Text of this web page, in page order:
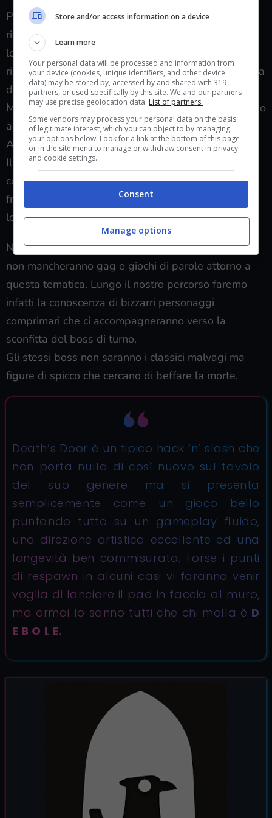
Per quanto riguarda il comparto artistico, il titolo
riesce ad alternare ambientazioni molto diverse fra
loro senza però che queste cozzino fra loro ma
rimanendo comunque fedeli al proprio stile. Si passa
da ambienti da romanzo noir a case stregate alla
Miyazaki fino a fitte foreste alla Legend of Zelda fino
ad aulici picchi con boss che ricordano Nier:
Automata.
Il tutto utilizzando una palette di colori ed una
colonna sonora che quasi contrapposta alla materia
frenetica dei combattimenti rilassa sia gli occhi che
le orecchie.
Nonostante il tema centrale del gioco sia la morte
non mancheranno gag e giochi di parole attorno a
questa tematica. Lungo il nostro percorso faremo
infatti la conoscenza di bizzarri personaggi
comprimari che ci accompagneranno verso la
sconfitta del boss di turno.
Gli stessi boss non saranno i classici malvagi ma
figure di spicco che cercano di beffare la morte.
Death’s Door è un tipico hack ‘n’ slash che
non porta nulla di così nuovo sul tavolo
del suo genere ma si presenta
semplicemente come un gioco bello
puntando tutto su un gameplay fluido,
una direzione artistica eccellente ed una
longevità ben commisurata. Forse i punti
di respawn in alcuni casi vi faranno venir
voglia di lanciare il pad in faccia al muro,
ma ormai lo sanno tutti che chi molla è D
E B O L E.
Store and/or access information on a device
Learn more
Your personal data will be processed and information from
your device (cookies, unique identifiers, and other device
data) may be stored by, accessed by and shared with 319
partners, or used specifically by this site. We and our partners
may use precise geolocation data. List of partners.
Some vendors may process your personal data on the basis
of legitimate interest, which you can object to by managing
your options below. Look for a link at the bottom of this page
or in the site menu to manage or withdraw consent in privacy
and cookie settings.
Consent
Manage options